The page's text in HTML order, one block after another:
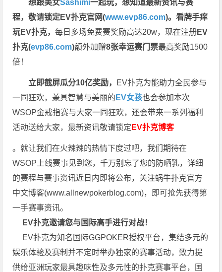
想跟美女Sashimi一起玩，想知道最新资讯与赛
程，敬请锁定EV扑克官网(www.evp86.com)。看牌手痒
玩EV扑克，每日多场免费赛奖励高达20w，现在注册EV
扑克(evp86.com)额外加赠8张幸运赛门票最高奖励1500
倍！
立即截屏瓜分10亿奖励， EV扑克为能助力全民参与
一同狂欢，兼具智慧与美丽的 EV女孩也会参加本次
WSOP金戒指赛与大家一同狂欢，还会带来一系列福利
活动送给大家，最新资讯敬请锁定 EV扑克博客
。就让我们在火辣辣的热情下度过吧，我们期待在
WSOP上线赛事见到您，千万别忘了您的防晒乳，详细
的赛程与赛事资讯近日内即将公布，关注蜗牛扑克官方
中文博客(www.allnewpokerblog.com)，即可抢先获得第
一手赛事资讯。
EV扑克邀请您与国际高手进行对战！
EV扑克为知名国际GGPOKER授权平台，集结多元的
娱乐体验及赛制并不定时举办独家的赛事活动，致力提
供给亚洲玩家最具趣味性及多元性的扑克赛事平台，国